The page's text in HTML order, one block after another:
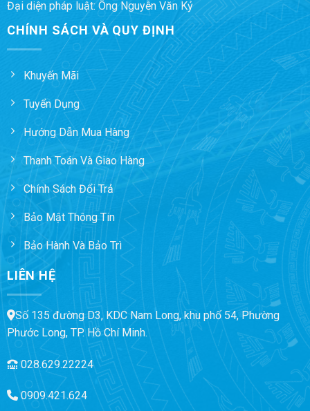
Đại diện pháp luật: Ông Nguyễn Văn Kỷ
CHÍNH SÁCH VÀ QUY ĐỊNH
Khuyến Mãi
Tuyển Dụng
Hướng Dẫn Mua Hàng
Thanh Toán Và Giao Hàng
Chính Sách Đổi Trả
Bảo Mật Thông Tin
Bảo Hành Và Bảo Trì
LIÊN HỆ
Số 135 đường D3, KDC Nam Long, khu phố 54, Phường
Phước Long, TP. Hồ Chí Minh.
028.629.22224
0909.421.624